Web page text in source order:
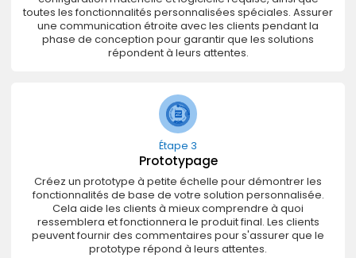
toutes les fonctionnalités personnalisées spéciales. Assurer
une communication étroite avec les clients pendant la
phase de conception pour garantir que les solutions
répondent à leurs attentes.
Étape 3
Prototypage
Créez un prototype à petite échelle pour démontrer les
fonctionnalités de base de votre solution personnalisée.
Cela aide les clients à mieux comprendre à quoi
ressemblera et fonctionnera le produit final. Les clients
peuvent fournir des commentaires pour s'assurer que le
prototype répond à leurs attentes.